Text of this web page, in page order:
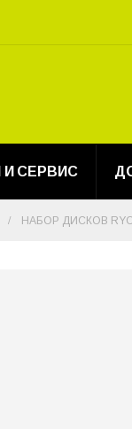
И СЕРВИС
НАБОР ДИСКОВ